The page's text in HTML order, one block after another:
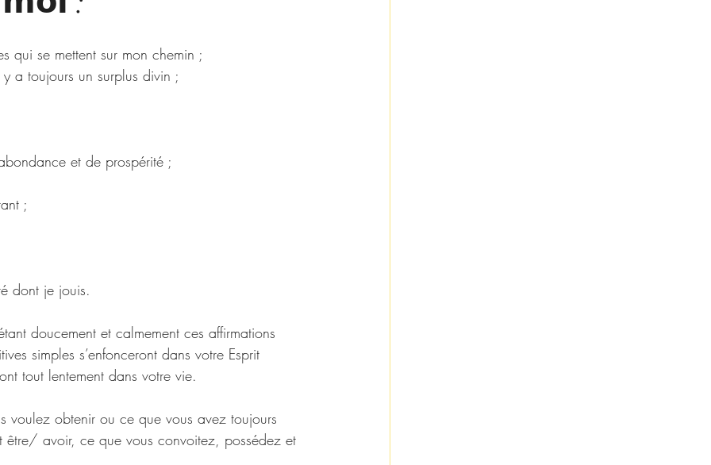
qui se mettent sur mon chemin ;
a toujours un surplus divin ;
et de prospérité ;
;
dont je jouis.
doucement et calmement ces affirmations
simples s’enfonceront dans votre Esprit
tout lentement dans votre vie.
voulez obtenir ou ce que vous avez toujours
être/ avoir, ce que vous convoitez, possédez et